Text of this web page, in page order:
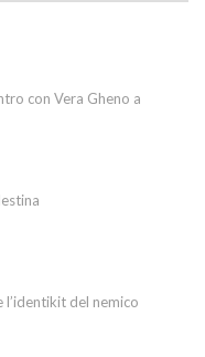
con Vera Gheno a
l’identikit del nemico